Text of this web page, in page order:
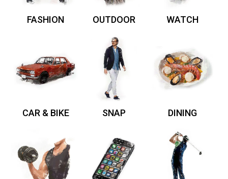
FASHION OUTDOOR WATCH
CAR & BIKE SNAP DINING